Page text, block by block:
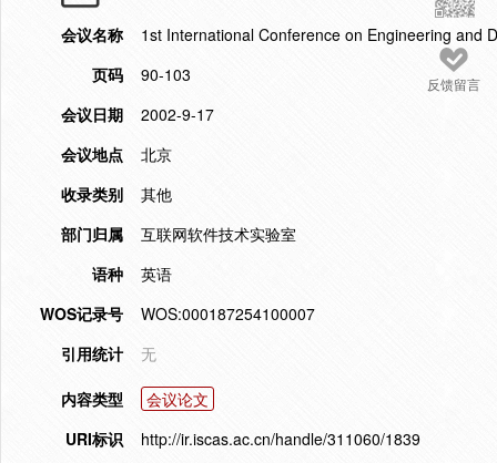
反馈留言
会议名称
1st International Conference on Engineering and
页码
90-103
会议日期
2002-9-17
会议地点
北京
收录类别
其他
部门归属
互联网软件技术实验室
语种
英语
WOS记录号
WOS:000187254100007
引用统计
无
内容类型
会议论文
URI标识
http://ir.iscas.ac.cn/handle/311060/1839